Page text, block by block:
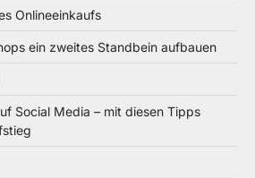
Onlineeinkaufs
ein zweites Standbein aufbauen
Social Media – mit diesen Tipps